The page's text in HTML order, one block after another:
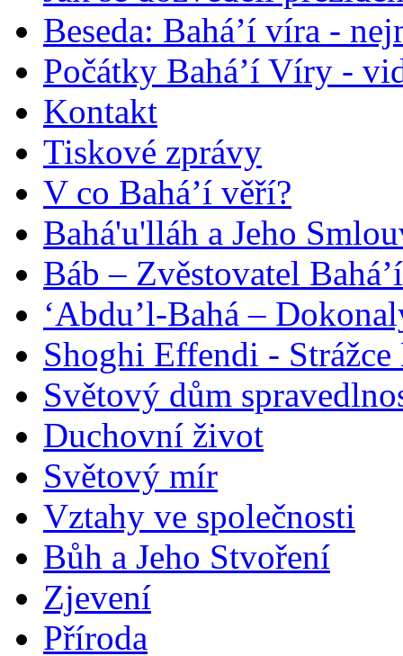
Beseda: Bahá’í víra -
Počátky Bahá’í Víry -
Kontakt
Tiskové zprávy
V co Bahá’í věří?
Bahá'u'lláh a Jeho
Báb – Zvěstovatel
‘Abdu’l-Bahá –
Shoghi Effendi -
Světový dům
Duchovní život
Světový mír
Vztahy ve společnosti
Bůh a Jeho Stvoření
Zjevení
Příroda